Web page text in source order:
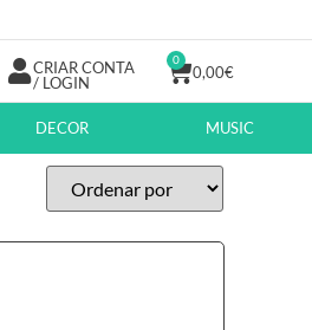
CRIAR CONTA
/ LOGIN
0,00€
0
DECOR MUSIC